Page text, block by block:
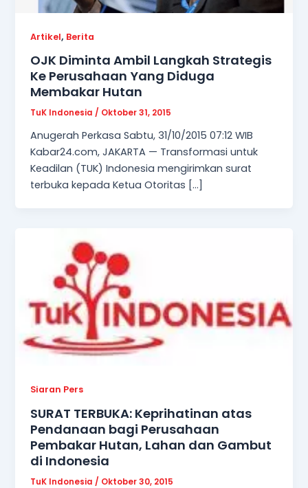
Artikel, Berita
OJK Diminta Ambil Langkah Strategis
Ke Perusahaan Yang Diduga
Membakar Hutan
TuK Indonesia/ Oktober 31, 2015
Anugerah Perkasa Sabtu, 31/10/2015 07:12 WIB
Kabar24.com, JAKARTA — Transformasi untuk
Keadilan (TUK) Indonesia mengirimkan surat
terbuka kepada Ketua Otoritas […]
Siaran Pers
SURAT TERBUKA: Keprihatinan atas
Pendanaan bagi Perusahaan
Pembakar Hutan, Lahan dan Gambut
di Indonesia
TuK Indonesia / Oktober 30, 2015